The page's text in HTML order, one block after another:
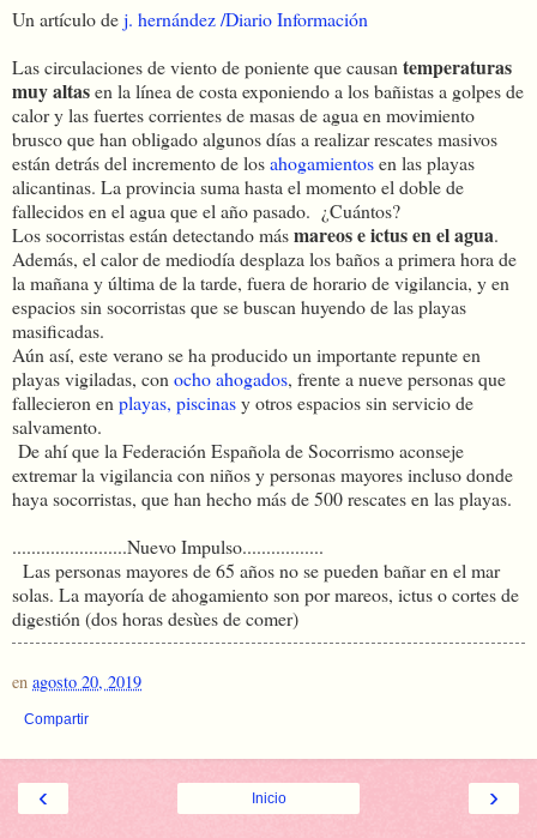
Un artículo dej. hernández /Diario Información
Las circulaciones de viento de poniente que causan temperaturas
muy altasen la línea de costa exponiendo a los bañistas a golpes de
calor y las fuertes corrientes de masas de agua en movimiento
brusco que han obligado algunos días a realizar rescates masivos
están detrás del incremento de losahogamientosen las playas
alicantinas. La provincia suma hasta el momento el doble de
fallecidos en el agua que el año pasado. ¿Cuántos?
Los socorristas están detectando másmareos e ictus en el agua.
Además, el calor de mediodía desplaza los baños a primera hora de
la mañana y última de la tarde, fuera de horario de vigilancia, y en
espacios sin socorristas que se buscan huyendo de las playas
masificadas.
Aún así, este verano se ha producido un importante repunte en
playas vigiladas, con ocho ahogados, frente a nueve personas que
fallecieron en playas, piscinasy otros espacios sin servicio de
salvamento.
De ahí que la Federación Española de Socorrismo aconseje
extremar la vigilancia con niños y personas mayores incluso donde
haya socorristas, que han hecho más de 500 rescates en las playas.
........................Nuevo Impulso.................
Las personas mayores de 65 años no se pueden bañar en el mar
solas. La mayoría de ahogamiento son por mareos, ictus o cortes de
digestión (dos horas desùes de comer)
en agosto 20, 2019
Compartir
‹ ›
Inicio